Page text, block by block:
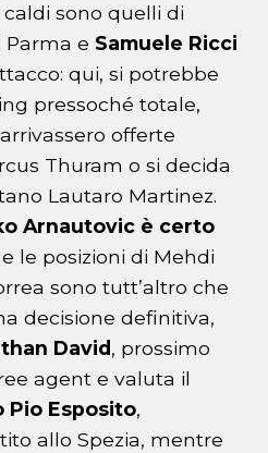
sono quelli di
Parma e Samuele Ricci
qui, si potrebbe
pressoché totale,
offerte
Thuram o si decida
Lautaro Martinez.
Arnautovic è certo
le posizioni di Mehdi
sono tutt’altro che
decisione definitiva,
David, prossimo
agent e valuta il
Pio Esposito,
allo Spezia, mentre